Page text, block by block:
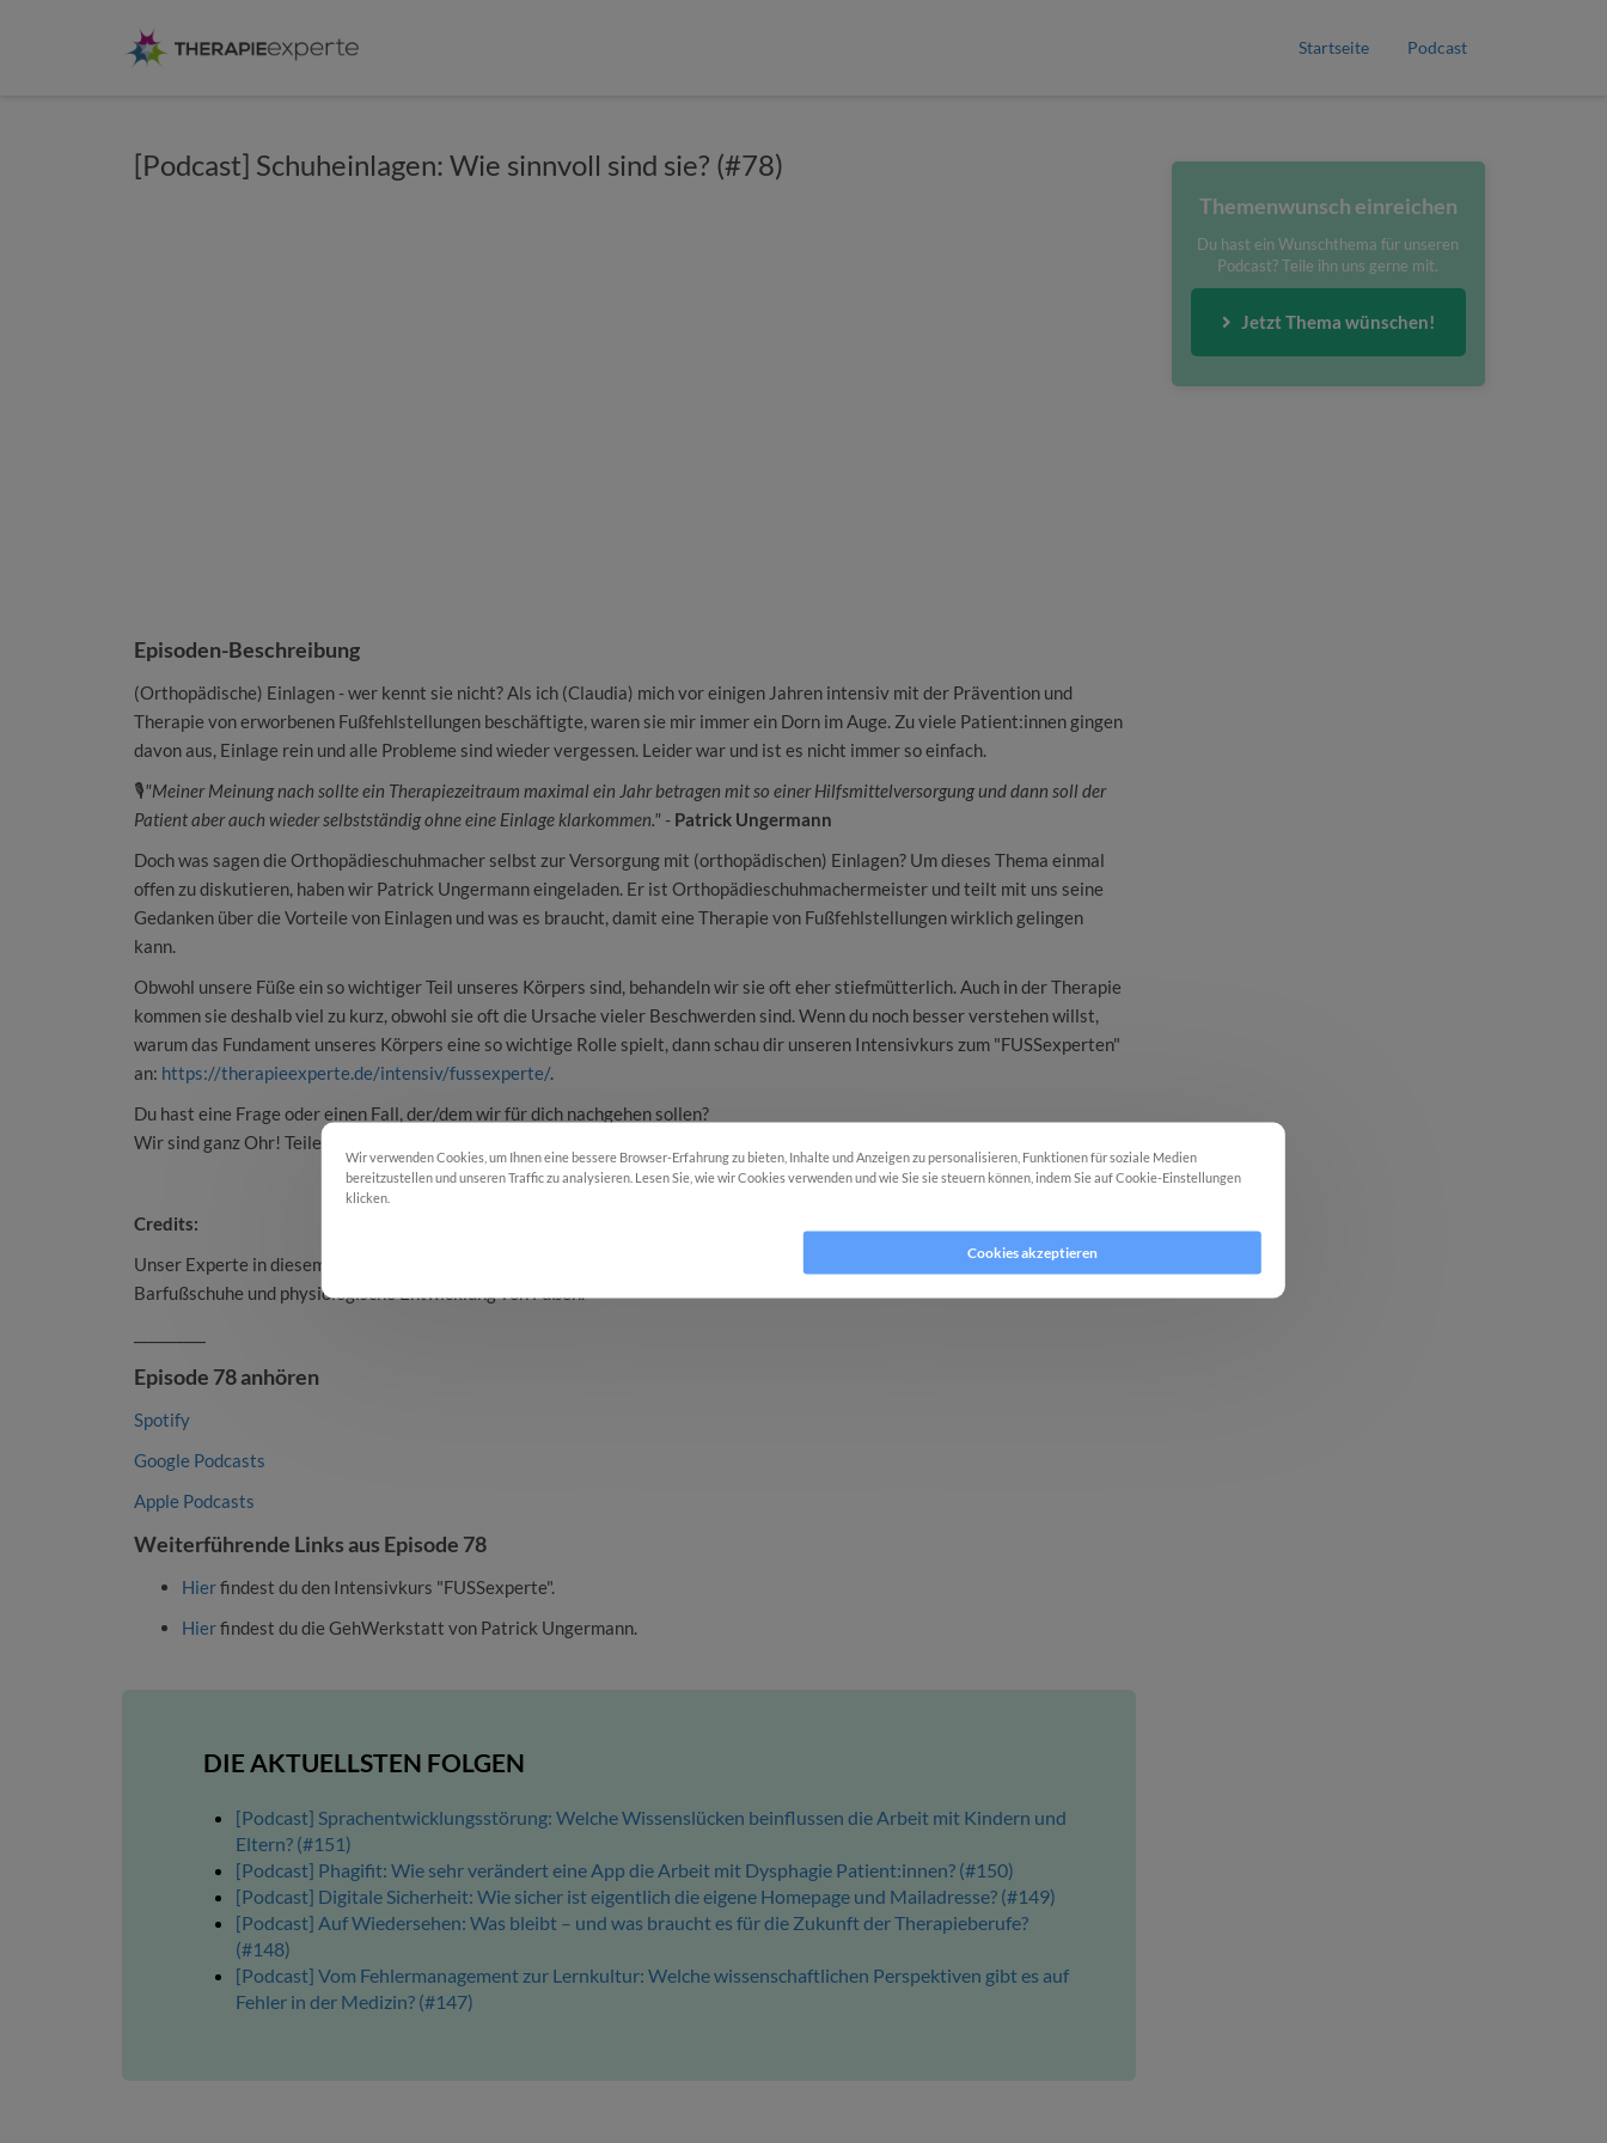
Startseite Podcast
[Podcast] Schuheinlagen: Wie sinnvoll sind sie? (#78)
Episoden-Beschreibung
(Orthopädische) Einlagen - wer kennt sie nicht? Als ich (Claudia) mich vor einigen Jahren intensiv mit der Prävention und
Therapie von erworbenen Fußfehlstellungen beschäftigte, waren sie mir immer ein Dorn im Auge. Zu viele Patient:innen gingen
davon aus, Einlage rein und alle Probleme sind wieder vergessen. Leider war und ist es nicht immer so einfach.
🎙️"Meiner Meinung nach sollte ein Therapiezeitraum maximal ein Jahr betragen mit so einer Hilfsmittelversorgung und dann soll der
Patient aber auch wieder selbstständig ohne eine Einlage klarkommen." - Patrick Ungermann
Doch was sagen die Orthopädieschuhmacher selbst zur Versorgung mit (orthopädischen) Einlagen? Um dieses Thema einmal
offen zu diskutieren, haben wir Patrick Ungermann eingeladen. Er ist Orthopädieschuhmachermeister und teilt mit uns seine
Gedanken über die Vorteile von Einlagen und was es braucht, damit eine Therapie von Fußfehlstellungen wirklich gelingen
kann.
Obwohl unsere Füße ein so wichtiger Teil unseres Körpers sind, behandeln wir sie oft eher stiefmütterlich. Auch in der Therapie
kommen sie deshalb viel zu kurz, obwohl sie oft die Ursache vieler Beschwerden sind. Wenn du noch besser verstehen willst,
warum das Fundament unseres Körpers eine so wichtige Rolle spielt, dann schau dir unseren Intensivkurs zum "FUSSexperten"
an: https://therapieexperte.de/intensiv/fussexperte/.
Du hast eine Frage oder einen Fall, der/dem wir für dich nachgehen sollen?
Wir sind ganz Ohr! Teile uns deine Wünsche sehr gern
Credits:
Unser Experte in diesem Podcast ist
, Orthopädieschuhmachermeister u.a. mit dem Schwerpunkt
Barfußschuhe und physiologische Entwicklung von Füßen.
Episode 78 anhören
Spotify
Google Podcasts
Apple Podcasts
Weiterführende Links aus Episode 78
Hierfindest du den Intensivkurs "FUSSexperte".
Hierfindest du die GehWerkstatt von Patrick Ungermann.
DIE AKTUELLSTEN FOLGEN
[Podcast] Sprachentwicklungsstörung: Welche Wissenslücken beinflussen die Arbeit mit Kindern und
Eltern? (#151)
[Podcast] Phagifit: Wie sehr verändert eine App die Arbeit mit Dysphagie Patient:innen? (#150)
[Podcast] Digitale Sicherheit: Wie sicher ist eigentlich die eigene Homepage und Mailadresse? (#149)
[Podcast] Auf Wiedersehen: Was bleibt – und was braucht es für die Zukunft der Therapieberufe?
(#148)
[Podcast] Vom Fehlermanagement zur Lernkultur: Welche wissenschaftlichen Perspektiven gibt es auf
Fehler in der Medizin? (#147)
Themenwunsch einreichen
Du hast ein Wunschthema für unseren
Podcast? Teile ihn uns gerne mit.
Jetzt Thema wünschen!
Wir verwenden Cookies, um Ihnen eine bessere Browser-Erfahrung zu bieten, Inhalte und Anzeigen zu personalisieren, Funktionen für soziale Medien
bereitzustellen und unseren Traffic zu analysieren. Lesen Sie, wie wir Cookies verwenden und wie Sie sie steuern können, indem Sie auf Cookie-Einstellungen
klicken.
Cookies akzeptieren